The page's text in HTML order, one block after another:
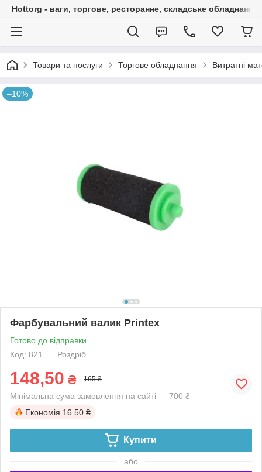
Hottorg - ваги, торгове, ресторанне, складське обладнання
Товари та послуги Торгове обладнання Витратні
–10%
Фарбувальний валик Printex
Готово до відправки
Код: 821
Роздріб
148,50 ₴ 165 ₴
Мінімальна сума замовлення на сайті — 700 ₴
Економія 16.50 ₴
Купити
або